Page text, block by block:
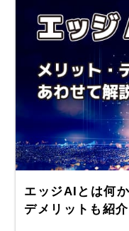
エッジAIとは何
デメリットも紹介